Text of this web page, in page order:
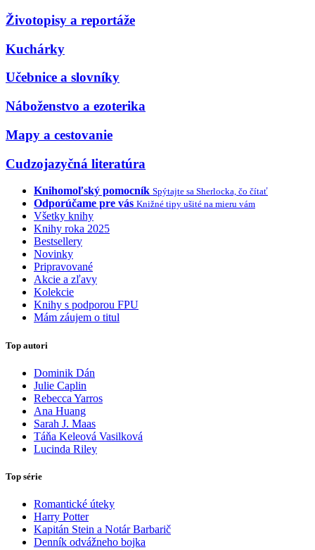
Životopisy a reportáže
Kuchárky
Učebnice a slovníky
Náboženstvo a ezoterika
Mapy a cestovanie
Cudzojazyčná literatúra
Knihomoľský pomocník Spýtajte sa Sherlocka, čo čítať
Odporúčame pre vás Knižné tipy ušité na mieru vám
Všetky knihy
Knihy roka 2025
Bestsellery
Novinky
Pripravované
Akcie a zľavy
Kolekcie
Knihy s podporou FPU
Mám záujem o titul
Top autori
Dominik Dán
Julie Caplin
Rebecca Yarros
Ana Huang
Sarah J. Maas
Táňa Keleová Vasilková
Lucinda Riley
Top série
Romantické úteky
Harry Potter
Kapitán Stein a Notár Barbarič
Denník odvážneho bojka